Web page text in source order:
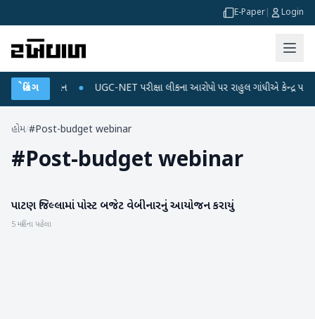
E-Paper Login
બ્રેકિંગ
ડેટા પ્લાન ● UGC-NET પરીક્ષા લીકના આરોપો પર રાહુલ ગાંધીએ કેન્દ્ર પર
હોમ/#Post-budget webinar
#Post-budget webinar
પાટણ
પાટણ જિલ્લામાં પોસ્ટ બજેટ વેબીનારનું આયોજન કરાયું
5 મહિના પહેલા